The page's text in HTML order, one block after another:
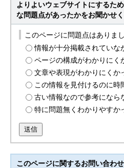
よりよいウェブサイトにするた
な問題点があったかをお聞かせく
このページに問題点はありま
情報が十分掲載されていな
ページの構成がわかりにく
文章や表現がわかりにくか
この情報を見付けるのに時
古い情報なので参考になら
特に問題無くわかりやすか
送信
このページに関するお問い合わせ